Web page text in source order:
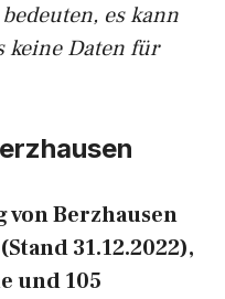
es kann
keine Daten für
von Berzhausen
31.12.2022),
und 105